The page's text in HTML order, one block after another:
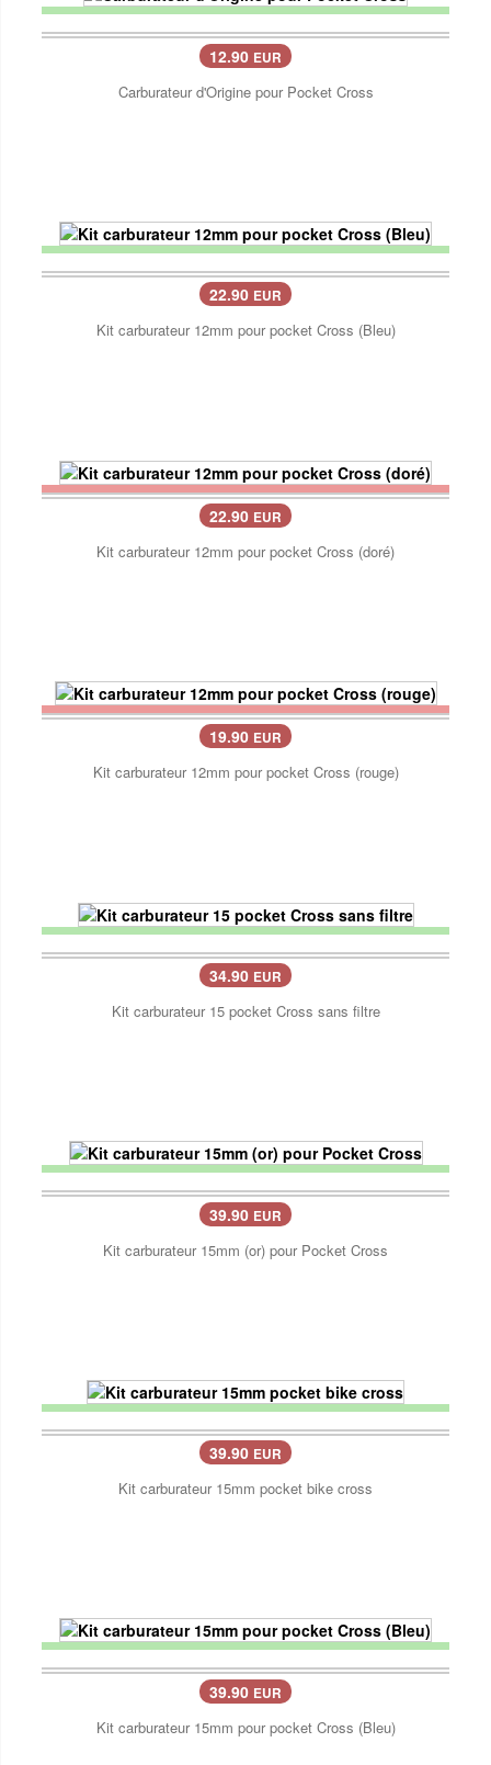
12.90 EUR
Carburateur d'Origine pour Pocket Cross
22.90 EUR
Kit carburateur 12mm pour pocket Cross (Bleu)
22.90 EUR
Kit carburateur 12mm pour pocket Cross (doré)
19.90 EUR
Kit carburateur 12mm pour pocket Cross (rouge)
34.90 EUR
Kit carburateur 15 pocket Cross sans filtre
39.90 EUR
Kit carburateur 15mm (or) pour Pocket Cross
39.90 EUR
Kit carburateur 15mm pocket bike cross
39.90 EUR
Kit carburateur 15mm pour pocket Cross (Bleu)